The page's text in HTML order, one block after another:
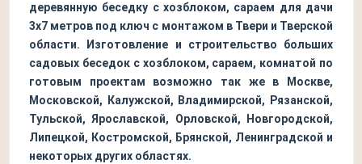
деревянную беседку с хозблоком, сараем для дачи
3х7 метров под ключ с монтажом в Твери и Тверской
области. Изготовление и строительство больших
садовых беседок с хозблоком, сараем, комнатой по
готовым проектам возможно так же в Москве,
Московской, Калужской, Владимирской, Рязанской,
Тульской, Ярославской, Орловской, Новгородской,
Липецкой, Костромской, Брянской, Ленинградской и
некоторых других областях.